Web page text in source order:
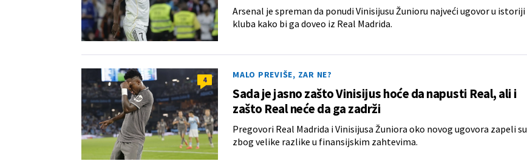
Arsenal je spreman da ponudi Vinisijusu Žunioru najveći ugovor u istoriji
kluba kako bi ga doveo iz Real Madrida.
4 MALO PREVIŠE, ZAR NE?
Sada je jasno zašto Vinisijus hoće da napusti Real, ali i
zašto Real neće da ga zadrži
Pregovori Real Madrida i Vinisijusa Žuniora oko novog ugovora zapeli su
zbog velike razlike u finansijskim zahtevima.